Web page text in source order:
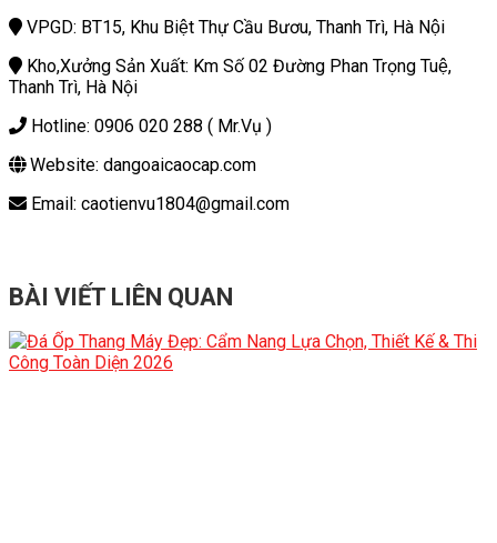
VPGD: BT15, Khu Biệt Thự Cầu Bươu, Thanh Trì, Hà Nội
Kho,Xưởng Sản Xuất: Km Số 02 Đường Phan Trọng Tuệ,
Thanh Trì, Hà Nội
Hotline: 0906 020 288 ( Mr.Vụ )
Website: dangoaicaocap.com
Email: caotienvu1804@gmail.com
BÀI VIẾT LIÊN QUAN